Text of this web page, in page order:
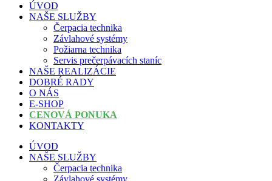
ÚVOD
NAŠE SLUŽBY
Čerpacia technika
Závlahové systémy
Požiarna technika
Servis prečerpávacích staníc
NAŠE REALIZÁCIE
DOBRÉ RADY
O NÁS
E-SHOP
CENOVÁ PONUKA
KONTAKTY
ÚVOD
NAŠE SLUŽBY
Čerpacia technika
Závlahové systémy